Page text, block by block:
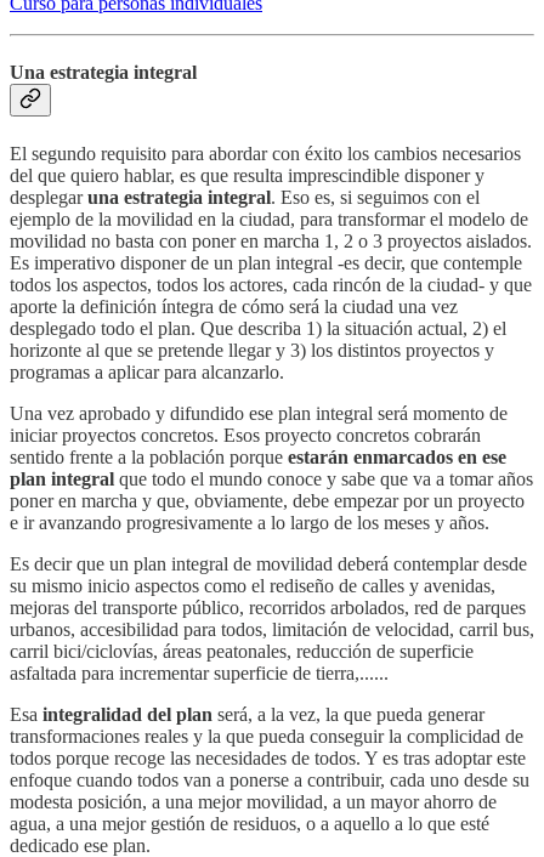
Una estrategia integral
El segundo requisito para abordar con éxito los cambios necesarios
del que quiero hablar, es que resulta imprescindible disponer y
desplegaruna estrategia integral. Eso es, si seguimos con el
ejemplo de la movilidad en la ciudad, para transformar el modelo de
movilidad no basta con poner en marcha 1, 2 o 3 proyectos aislados.
Es imperativo disponer de un plan integral -es decir, que contemple
todos los aspectos, todos los actores, cada rincón de la ciudad- y que
aporte la definición íntegra de cómo será la ciudad una vez
desplegado todo el plan. Que describa 1) la situación actual, 2) el
horizonte al que se pretende llegar y 3) los distintos proyectos y
programas a aplicar para alcanzarlo.
Una vez aprobado y difundido ese plan integral será momento de
iniciar proyectos concretos. Esos proyecto concretos cobrarán
sentido frente a la población porque estarán enmarcados en ese
plan integral que todo el mundo conoce y sabe que va a tomar años
poner en marcha y que, obviamente, debe empezar por un proyecto
e ir avanzando progresivamente a lo largo de los meses y años.
Es decir que un plan integral de movilidad deberá contemplar desde
su mismo inicio aspectos como el rediseño de calles y avenidas,
mejoras del transporte público, recorridos arbolados, red de parques
urbanos, accesibilidad para todos, limitación de velocidad, carril bus,
carril bici/ciclovías, áreas peatonales, reducción de superficie
asfaltada para incrementar superficie de tierra,......
Esa integralidad del plan será, a la vez, la que pueda generar
transformaciones reales y la que pueda conseguir la complicidad de
todos porque recoge las necesidades de todos. Y es tras adoptar este
enfoque cuando todos van a ponerse a contribuir, cada uno desde su
modesta posición, a una mejor movilidad, a un mayor ahorro de
agua, a una mejor gestión de residuos, o a aquello a lo que esté
dedicado ese plan.